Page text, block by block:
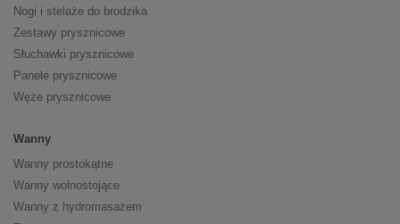
Nogi i stelaże do brodzika
Zestawy prysznicowe
Słuchawki prysznicowe
Panele prysznicowe
Węże prysznicowe
Wanny
Wanny prostokątne
Wanny wolnostojące
Wanny z hydromasażem